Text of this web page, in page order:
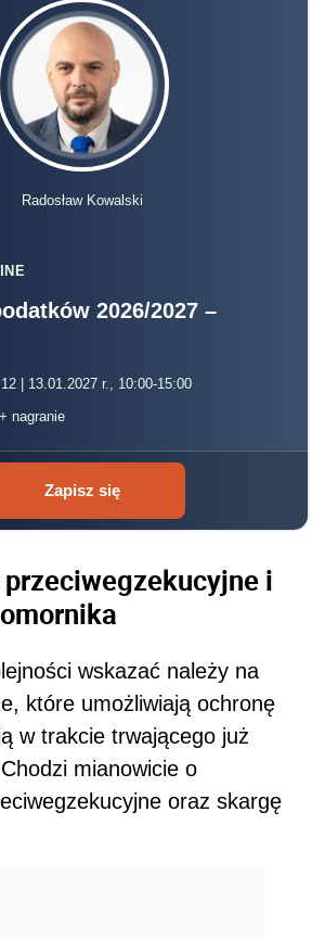
Radosław Kowalski
2026/2027 –
| 13.01.2027 r., 10:00-15:00
nagranie
Zapisz się
i
wskazać należy na
które umożliwiają ochronę
w trakcie trwającego już
mianowicie o
oraz skargę